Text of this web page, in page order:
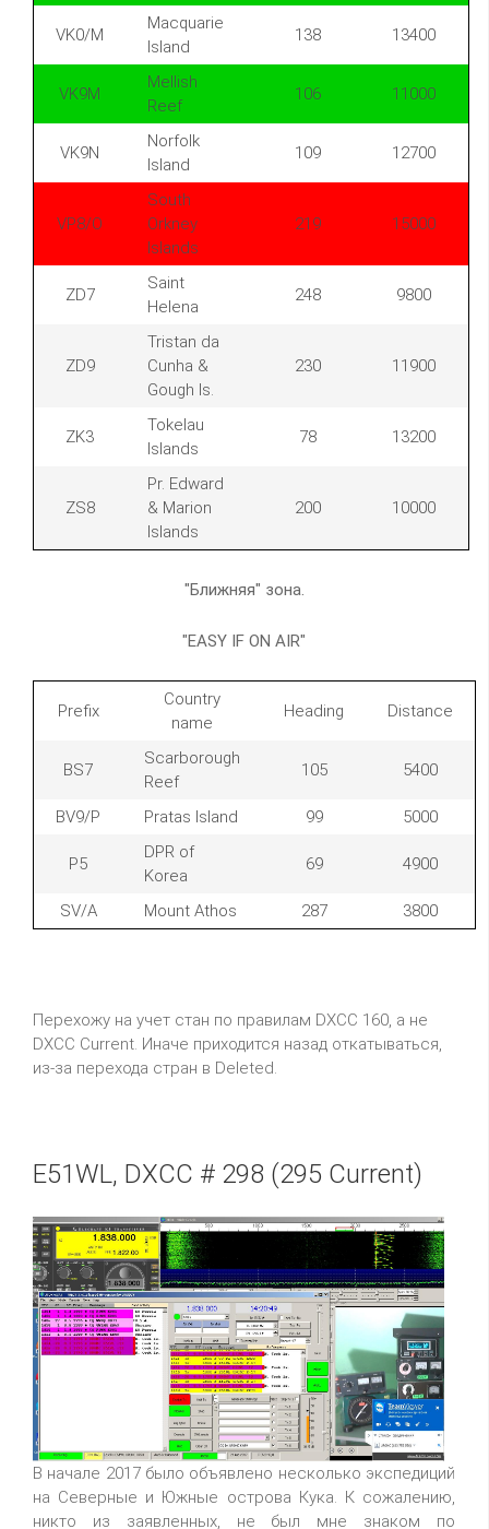
VK0/M
Macquarie
Island
138 13400
VK9M
Mellish
Reef
106 11000
VK9N
Norfolk
Island
109 12700
VP8/O
South
Orkney
Islands
219 15000
ZD7
Saint
Helena
248 9800
ZD9
Tristan da
Cunha &
Gough Is.
230 11900
ZK3
Tokelau
Islands
78 13200
ZS8
Pr. Edward
& Marion
Islands
200 10000
"Ближняя" зона.
"EASY IF ON AIR"
Prefix
Country
name
Heading Distance
BS7
Scarborough
Reef
105 5400
BV9/P Pratas Island 99 5000
P5
DPR of
Korea
69 4900
SV/A Mount Athos 287 3800
Перехожу на учет стан по правилам DXCC 160, а не
DXCC Current. Иначе приходится назад откатываться,
из-за перехода стран в Deleted.
E51WL, DXCC # 298 (295 Current)
В начале 2017 было объявлено несколько экспедиций
на Северные и Южные острова Кука. К сожалению,
никто из заявленных, не был мне знаком по